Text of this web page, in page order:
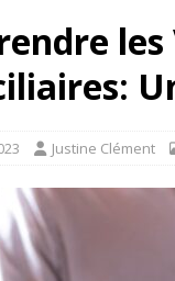
Justine Clément